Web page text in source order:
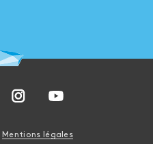
Mentions légales